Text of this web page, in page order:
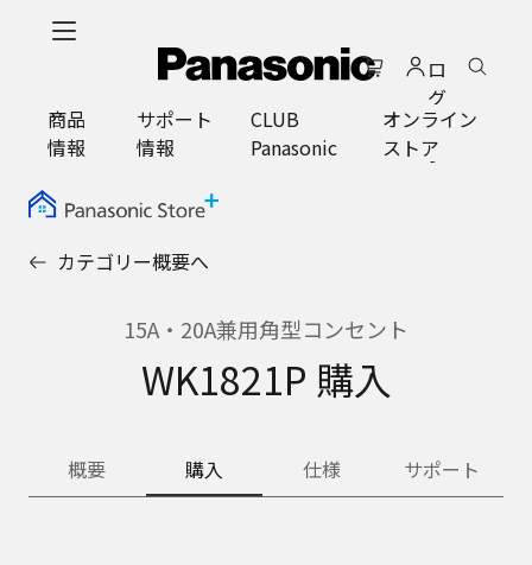
ロ
グ
イ
ン
商品
情報
サポート
情報
CLUB
Panasonic
オンライン
ストア
カテゴリー概要へ
15A・20A兼用角型コンセント
WK1821P 購入
概要 購入 仕様 サポート